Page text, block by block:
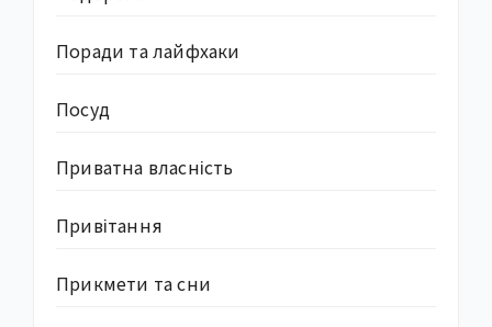
Поради та лайфхаки
Посуд
Приватна власність
Привітання
Прикмети та сни